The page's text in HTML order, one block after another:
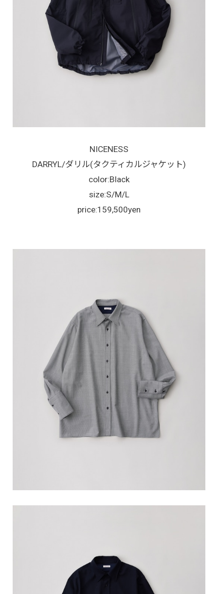
NICENESS
DARRYL/ダリル(タクティカルジャケット)
color:Black
size:S/M/L
price:159,500yen